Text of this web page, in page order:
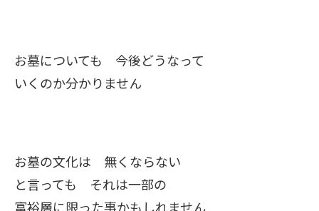
お墓についても 今後どうなって
いくのか分かりません
お墓の文化は 無くならない
と言っても それは一部の
富裕層に限った事かもしれません